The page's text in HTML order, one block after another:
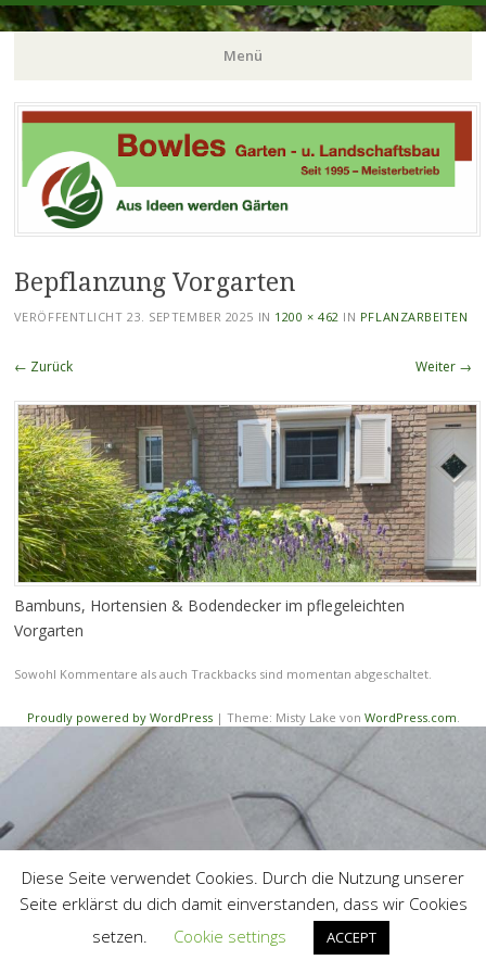
Bowles Garten- und
Landschaftsbau
Menü
Zum
springen
Bepflanzung Vorgarten
VERÖFFENTLICHT23. SEPTEMBER 2025 IN 1200 × 462 IN PFLANZARBEITEN
← Zurück Weiter →
Bambuns, Hortensien & Bodendecker im pflegeleichten
Vorgarten
Sowohl Kommentare als auch Trackbacks sind momentan abgeschaltet.
Proudly powered by WordPress | Theme: Misty Lake von WordPress.com
Diese Seite verwendet Cookies. Durch die Nutzung unserer
Seite erklärst du dich damit einverstanden, dass wir Cookies
setzen.
Cookie settings ACCEPT